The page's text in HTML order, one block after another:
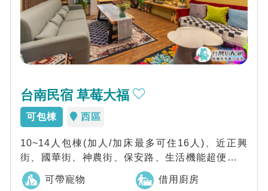
台南民宿 草莓大福
可包棟 西區
10~14人包棟(加人/加床最多可住16人)、近正興
街、國華街、神農街、保安路、生活機能超便利，
台南草莓大福民宿位於台南市的中心地...
可帶寵物 借用廚房